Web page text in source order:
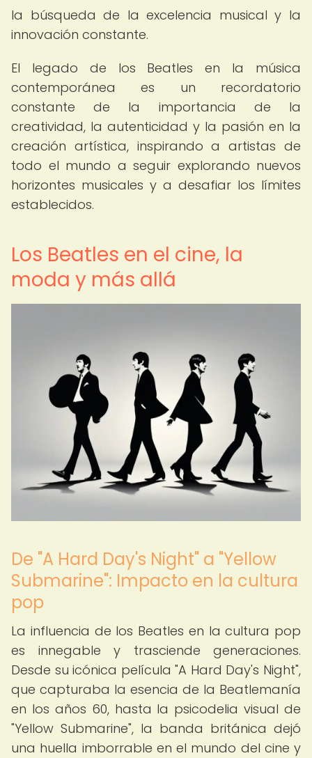
la búsqueda de la excelencia musical y la
innovación constante.
El legado de los Beatles en la música
contemporánea es un recordatorio
constante de la importancia de la
creatividad, la autenticidad y la pasión en la
creación artística, inspirando a artistas de
todo el mundo a seguir explorando nuevos
horizontes musicales y a desafiar los límites
establecidos.
Los Beatles en el cine, la
moda y más allá
De "A Hard Day's Night" a "Yellow
Submarine": Impacto en la cultura
pop
La influencia de los Beatles en la cultura pop
es innegable y trasciende generaciones.
Desde su icónica película "A Hard Day's Night",
que capturaba la esencia de la Beatlemanía
en los años 60, hasta la psicodelia visual de
"Yellow Submarine", la banda británica dejó
una huella imborrable en el mundo del cine y